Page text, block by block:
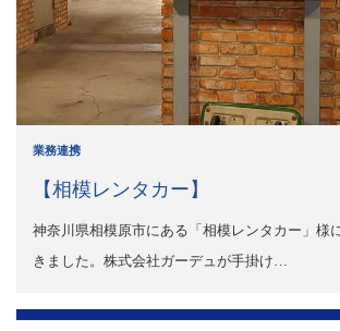
業務連携
【相模レンタカー】
神奈川県相模原市にある「相模レンタカー」様
きました。株式会社ガーデュが手掛け…